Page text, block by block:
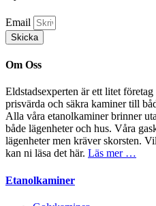
Email
Skicka
Om Oss
Eldstadsexperten är ett litet
prisvärda och säkra kaminer till
Alla våra etanolkaminer brinner
både lägenheter och hus. Våra
lägenheter men kräver skorsten.
kan ni läsa det här. Läs mer …
Etanolkaminer